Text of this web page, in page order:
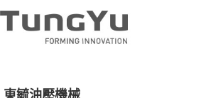
東毓油壓機械